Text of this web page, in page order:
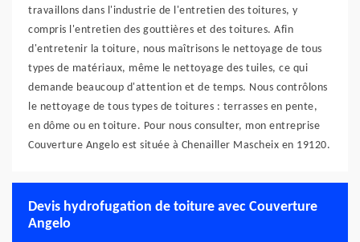
travaillons dans l'industrie de l'entretien des toitures, y
compris l'entretien des gouttières et des toitures. Afin
d'entretenir la toiture, nous maîtrisons le nettoyage de tous
types de matériaux, même le nettoyage des tuiles, ce qui
demande beaucoup d'attention et de temps. Nous contrôlons
le nettoyage de tous types de toitures : terrasses en pente,
en dôme ou en toiture. Pour nous consulter, mon entreprise
Couverture Angelo est située à Chenailler Mascheix en 19120.
Devis hydrofugation de toiture avec Couverture
Angelo